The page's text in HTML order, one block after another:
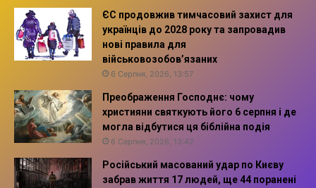
ЄС продовжив тимчасовий захист для
українців до 2028 року та запровадив
нові правила для
військовозобов’язаних
6 Серпня, 2026, 13:57
Преображення Господнє: чому
християни святкують його 6 серпня і де
могла відбутися ця біблійна подія
6 Серпня, 2026, 13:42
Російський масований удар по Києву
забрав життя 17 людей, ще 44 поранені